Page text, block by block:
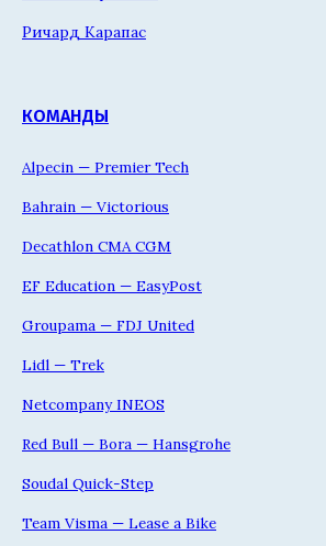
Ричард Карапас
КОМАНДЫ
Alpecin — Premier Tech
Bahrain — Victorious
Decathlon CMA CGM
EF Education — EasyPost
Groupama — FDJ United
Lidl — Trek
Netcompany INEOS
Red Bull — Bora — Hansgrohe
Soudal Quick-Step
Team Visma — Lease a Bike